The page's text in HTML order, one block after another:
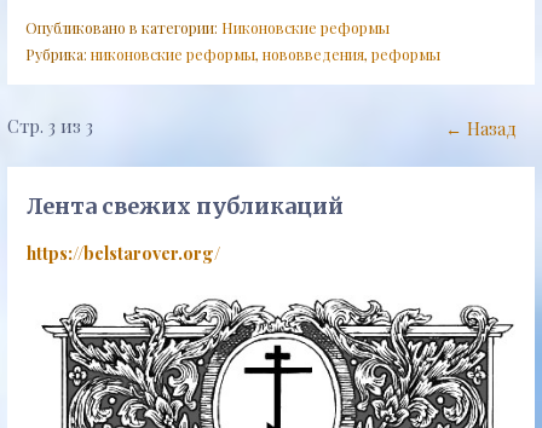
Опубликовано в категории: Никоновские реформы
Рубрика: никоновские реформы, нововведения, реформы
Навигация
Стр. 3 из 3 ← Назад
Лента свежих публикаций
https://belstarover.org/